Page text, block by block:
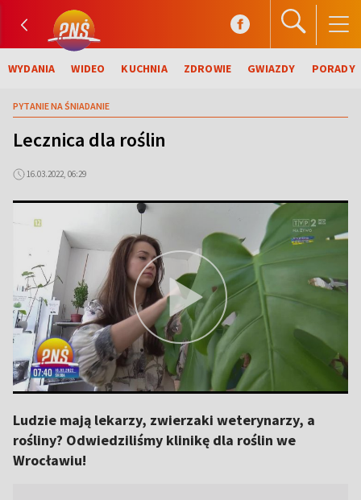
WYDANIA WIDEO KUCHNIA ZDROWIE GWIAZDY PORADY
PYTANIE NA ŚNIADANIE
Lecznica dla roślin
16.03.2022, 06:29
Ludzie mają lekarzy, zwierzaki weterynarzy, a
rośliny? Odwiedziliśmy klinikę dla roślin we
Wrocławiu!